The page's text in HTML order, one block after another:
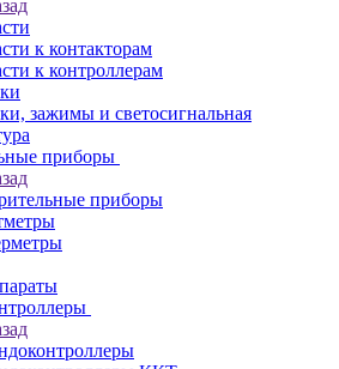
к контакторам
к контроллерам
зажимы и светосигнальная
приборы
приборы